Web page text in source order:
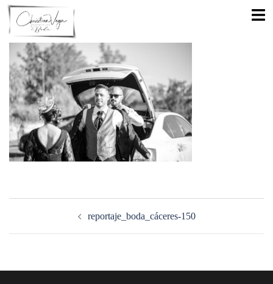
Saltar
contenido
reportaje_boda_cáceres-150